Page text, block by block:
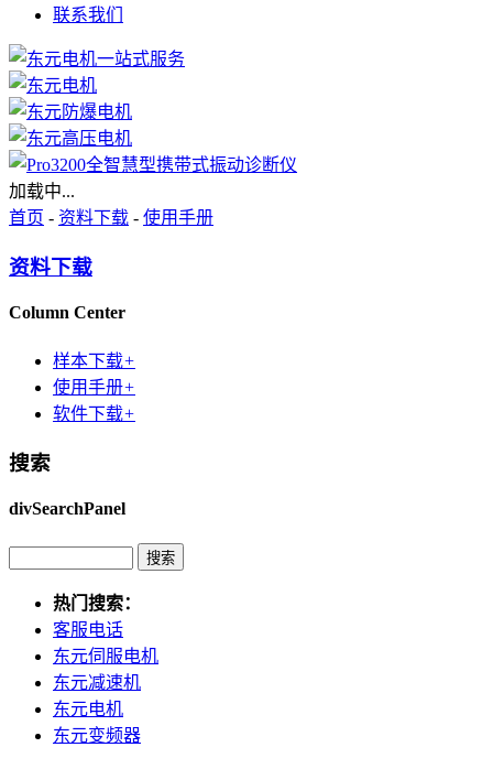
联系我们
加载中...
首页 - 资料下载 - 使用手册
资料下载
Column Center
样本下载+
使用手册+
软件下载+
搜索
divSearchPanel
热门搜索：
客服电话
东元伺服电机
东元减速机
东元电机
东元变频器